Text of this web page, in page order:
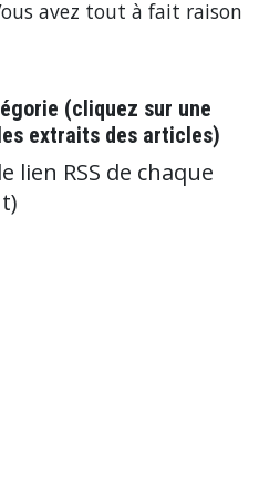
avez tout à fait raison
(cliquez sur une
extraits des articles)
lien RSS de chaque